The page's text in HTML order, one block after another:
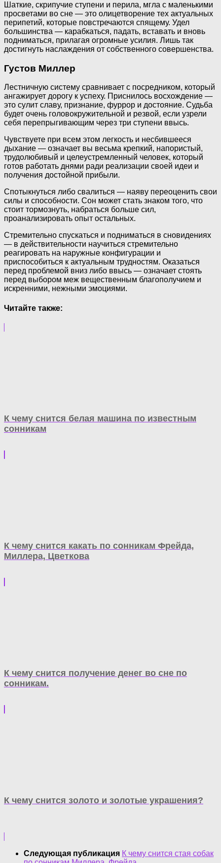
Шаткие, скрипучие ступени и перила, мгла с маленькими
просветами во сне — это олицетворение тех актуальных
перипетий, которые повстречаются спящему. Удел
большинства — карабкаться, падать, вставать и вновь
подниматься, прилагая огромные усилия. Лишь так
достигнуть наслаждения от собственного совершенства.
Густов Миллер
Лестничную систему сравнивает с посредником, который
ангажирует дорогу к успеху. Приснилось восхождение —
это сулит славу, признание, фуррор и достояние. Судьба
будет очень головокружительной и резвой, если узрели
себя перепрыгивающим через три ступени ввысь.
Чувствуете при всем этом легкость и несбившееся
дыхание — означает вы весьма крепкий, напористый,
трудолюбивый и целеустремленный человек, который
готов работать днями ради реализации своей идеи и
получения достойной прибыли.
Спотыкнуться либо свалиться — наяву переоценить свои
силы и способности. Сон может стать знаком того, что
стоит тормознуть, набраться больше сил,
проанализировать опыт остальных.
Стремительно спускаться и подниматься в сновидениях
— в действительности научиться стремительно
реагировать на наружные конфигурации и
приспособиться к актуальным трудностям. Оказаться
перед проблемой вниз либо ввысь — означает стоять
перед выбором меж вещественным благополучием и
искренними, нежными эмоциями.
Читайте также:
К чему снится белая машина по известным
сонникам
К чему снится какать по сонникам Фрейда,
Миллера, Цветкова
К чему снится получение денег во сне по
сонникам.
К чему снится золото и золотые украшения?
Следующая публикация К чему снится стая собак